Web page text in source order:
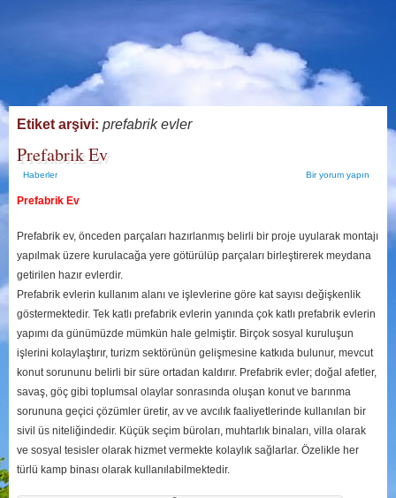
Etiket arşivi: prefabrik evler
Prefabrik Ev
Haberler Bir yorum yapın
Prefabrik Ev
Prefabrik ev, önceden parçaları hazırlanmış belirli bir proje uyularak montajı
yapılmak üzere kurulacağa yere götürülüp parçaları birleştirerek meydana
getirilen hazır evlerdir.
Prefabrik evlerin kullanım alanı ve işlevlerine göre kat sayısı değişkenlik
göstermektedir. Tek katlı prefabrik evlerin yanında çok katlı prefabrik evlerin
yapımı da günümüzde mümkün hale gelmiştir. Birçok sosyal kuruluşun
işlerini kolaylaştırır, turizm sektörünün gelişmesine katkıda bulunur, mevcut
konut sorununu belirli bir süre ortadan kaldırır. Prefabrik evler; doğal afetler,
savaş, göç gibi toplumsal olaylar sonrasında oluşan konut ve barınma
sorununa geçici çözümler üretir, av ve avcılık faaliyetlerinde kullanılan bir
sivil üs niteliğindedir. Küçük seçim büroları, muhtarlık binaları, villa olarak
ve sosyal tesisler olarak hizmet vermekte kolaylık sağlarlar. Özelikle her
türlü kamp binası olarak kullanılabilmektedir.